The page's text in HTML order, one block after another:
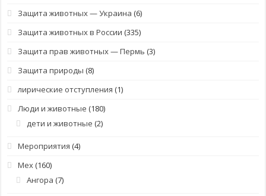
Защита животных — Украина (6)
Защита животных в России (335)
Защита прав животных — Пермь (3)
Защита природы (8)
лирические отступления (1)
Люди и животные (180)
дети и животные (2)
Мероприятия (4)
Мех(160)
Ангора (7)